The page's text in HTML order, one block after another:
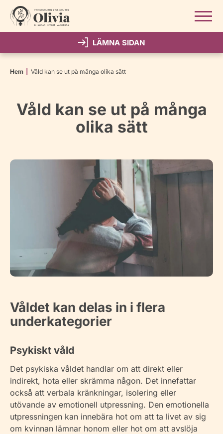
Gå till innehåll
LÄMNA SIDAN
Hem Våld kan se ut på många olika sätt
Våld kan se ut på många
olika sätt
Våldet kan delas in i flera
underkategorier
Psykiskt våld
Det psykiska våldet handlar om att direkt eller
indirekt, hota eller skrämma någon. Det innefattar
också att verbala kränkningar, isolering eller
utövande av emotionell utpressning. Den emotionella
utpressningen kan innebära hot om att ta livet av sig
om kvinnan lämnar honom eller hot om att avslöja